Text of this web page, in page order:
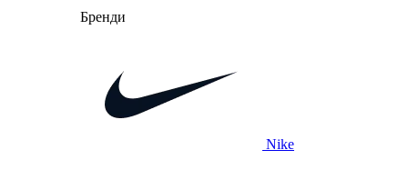
Бренди
Nike